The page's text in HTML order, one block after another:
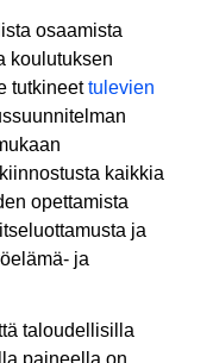
osaamista
koulutuksen
tutkineettulevien
kaikkia
opettamista
ja
ja
taloudellisilla
paineella on